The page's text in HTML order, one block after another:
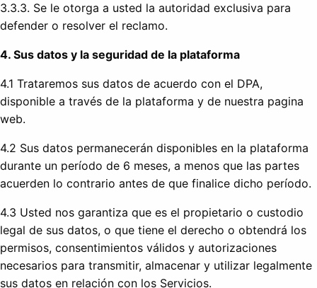
3.3.3. Se le otorga a usted la autoridad exclusiva para
defender o resolver el reclamo.
4. Sus datos y la seguridad de la plataforma
4.1 Trataremos sus datos de acuerdo con el DPA,
disponible a través de la plataforma y de nuestra pagina
web.
4.2 Sus datos permanecerán disponibles en la plataforma
durante un período de 6 meses, a menos que las partes
acuerden lo contrario antes de que finalice dicho período.
4.3 Usted nos garantiza que es el propietario o custodio
legal de sus datos, o que tiene el derecho o obtendrá los
permisos, consentimientos válidos y autorizaciones
necesarios para transmitir, almacenar y utilizar legalmente
sus datos en relación con los Servicios.